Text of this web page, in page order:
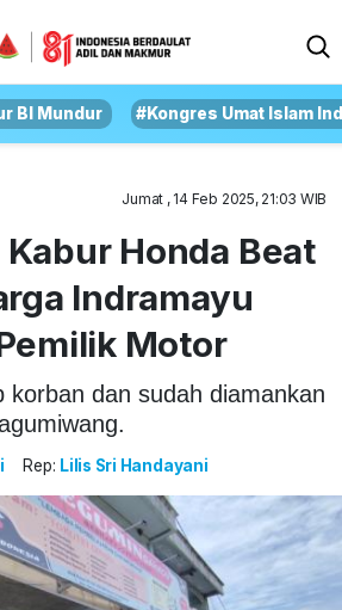
BI Mundur #Kongres Umat Islam
Jumat , 14 Feb 2025, 21:03 WIB
Honda Beat
Indramayu
Motor
korban dan sudah diamankan
Rep: Lilis Sri Handayani